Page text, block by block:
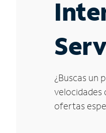
¿Buscas un
velocidades
ofertas